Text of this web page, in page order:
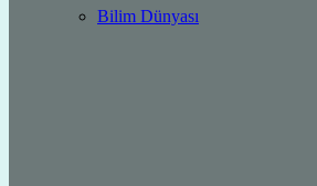
Bilim Dünyası